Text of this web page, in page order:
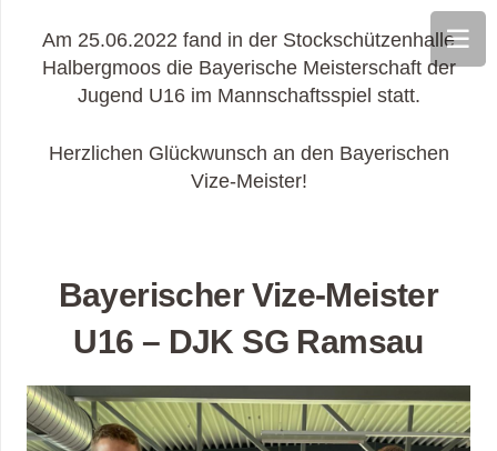
Am 25.06.2022 fand in der Stockschützenhalle
Halbergmoos die Bayerische Meisterschaft der
Jugend U16 im Mannschaftsspiel statt.
Herzlichen Glückwunsch an den Bayerischen
Vize-Meister!
Bayerischer Vize-Meister
U16 – DJK SG Ramsau